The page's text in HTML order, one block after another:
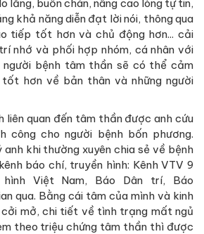
lắng, buồn chán, nâng cao lòng tự tin,
khả năng diễn đạt lời nói, thông qua
tiếp tốt hơn và chủ động hơn... cải
nhớ và phối hợp nhóm, cá nhân với
bệnh tâm thần sẽ có thể cảm
hơn về bản thân và những người
liên quan đến tâm thần được anh cứu
công cho người bệnh bốn phương.
anh khi thường xuyên chia sẻ về bệnh
báo chí, truyền hình: Kênh VTV 9
Việt Nam, Báo Dân trí, Báo
qua. Bằng cái tâm của mình và kinh
cởi mở, chi tiết về tình trạng mất ngủ
theo triệu chứng tâm thần thì được